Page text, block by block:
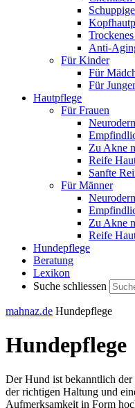
Anti-
Für Kinder
Für
Für
Hautpflege
Für Frauen
Zu Akne
Reife
Sanfte
Für Männer
Zu Akne
Reife
Hundepflege
Beratung
Lexikon
Suche schliessen
mahnaz.de Hundepflege
Hundepflege
Der Hund ist bekanntlich
der richtigen Haltung und
Aufmerksamkeit in Form